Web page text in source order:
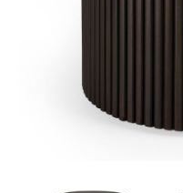
Vente
Luminaires